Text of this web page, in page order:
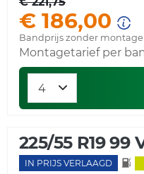
€ 186,00
Bandprijs zonder montage
Montagetarief per
225/55 R19 99
IN PRIJS VERLAAGD